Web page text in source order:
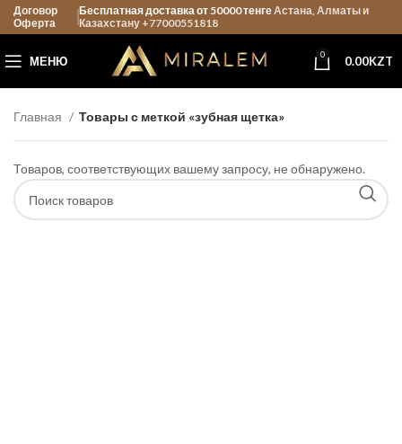
Договор
Оферта
Бесплатная доставка от 50000 тенгеАстана, Алматы и
Казахстану +77000551818
МЕНЮ 0 0.00KZT
Главная Товары с меткой «зубная щетка»
Товаров, соответствующих вашему запросу, не обнаружено.